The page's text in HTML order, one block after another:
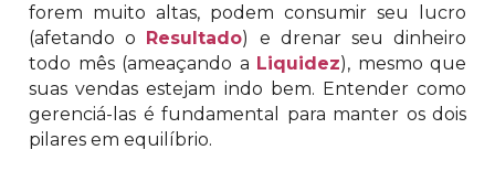
forem muito altas, podem consumir seu lucro
(afetando o Resultado) e drenar seu dinheiro
todo mês (ameaçando a Liquidez), mesmo que
suas vendas estejam indo bem. Entender como
gerenciá-las é fundamental para manter os dois
pilares em equilíbrio.